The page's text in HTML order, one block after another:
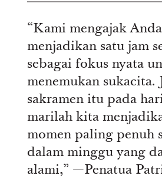
“Kami mengajak
menjadikan satu jam
sebagai fokus nyata
menemukan sukacita.
sakramen itu pada
marilah kita
momen paling penuh
dalam minggu yang
alami,” —Penatua